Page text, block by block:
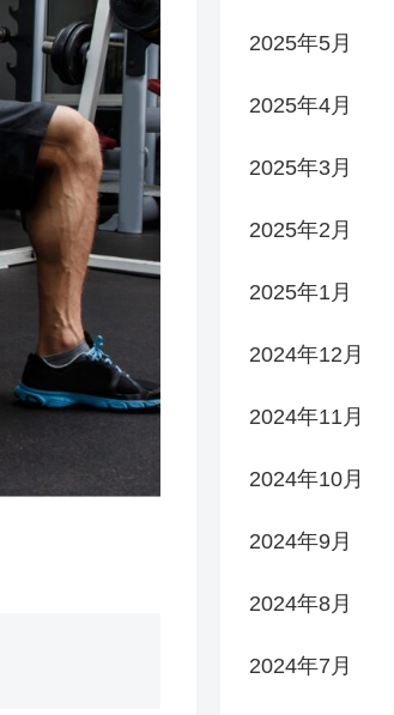
2025年5月
2025年4月
2025年3月
2025年2月
2025年1月
2024年12月
2024年11月
2024年10月
2024年9月
2024年8月
2024年7月